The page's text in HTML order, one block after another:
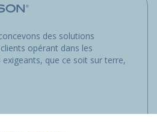
des solutions
opérant dans les
que ce soit sur terre,